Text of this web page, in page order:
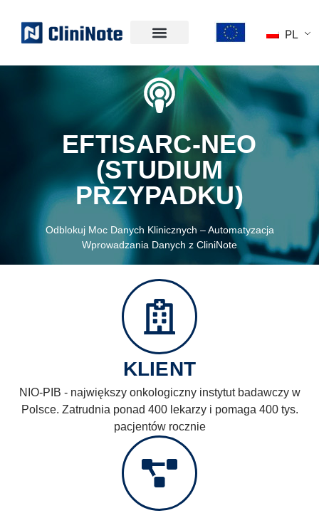
PL
EFTISARC-NEO
(STUDIUM
PRZYPADKU)
Odblokuj Moc Danych Klinicznych – Automatyzacja
Wprowadzania Danych z CliniNote
EFTISARC-NEO
(STUDIUM
PRZYPADKU)
Dowiedz się, jak CliniNote zrewolucjonizowało gromadzenie
Real-World Data w kluczowych badaniach klinicznych w
onkologii
Napisz do Nas
KLIENT
NIO-PIB - największy onkologiczny instytut badawczy w
Polsce. Zatrudnia ponad 400 lekarzy i pomaga 400 tys.
pacjentów rocznie